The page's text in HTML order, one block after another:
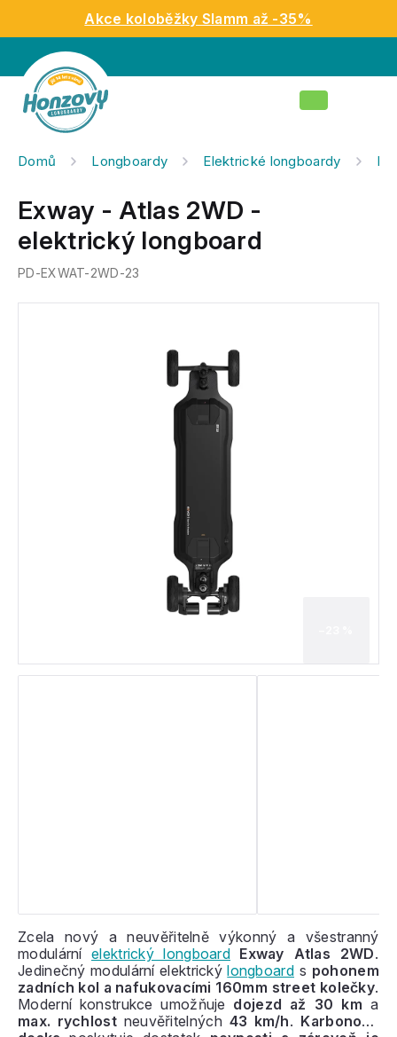
obsah
Akce koloběžky Slamm až -35%
Nákupní
Domů Longboardy Elektrické longboardy
Exway - Atlas 2WD -
elektrický longboard
PD-EXWAT-2WD-23
Zcela nový a neuvěřitelně výkonný a všestranný
modulární elektrický longboard Exway Atlas 2WD.
Jedinečný modulární elektrickýlongboards pohonem
zadních kol a nafukovacími 160mm street kolečky.
Moderní konstrukce umožňuje dojezd až 30 km a
max. rychlostneuvěřitelných 43 km/h. Karbonová